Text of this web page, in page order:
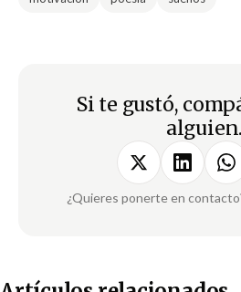
Si te gustó,
alguien.
¿Quieres ponerte en